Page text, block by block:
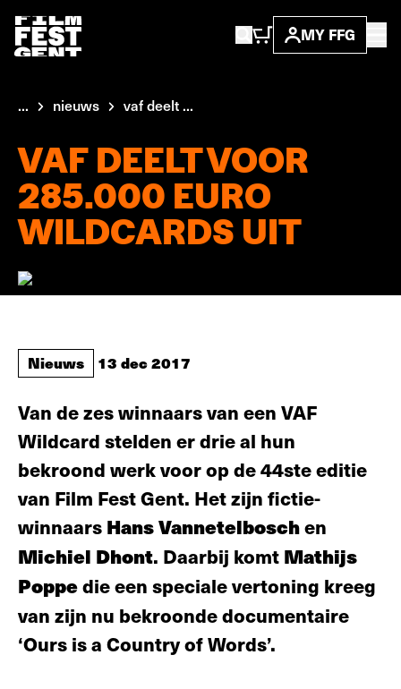
MY FFG
... nieuws vaf deelt ...
VAF DEELT VOOR
285.000 EURO
WILDCARDS UIT
Nieuws 13 dec 2017
Van de zes winnaars van een VAF
Wildcard stelden er drie al hun
bekroond werk voor op de 44ste editie
van Film Fest Gent. Het zijn fictie-
winnaars Hans Vannetelboschen
Michiel Dhont. Daarbij komt Mathijs
Poppedie een speciale vertoning kreeg
van zijn nu bekroonde documentaire
‘Ours is a Country of Words’.